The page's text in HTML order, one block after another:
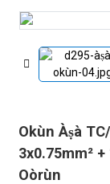
Okùn Àṣà
3x0.75mm²
Oòrùn